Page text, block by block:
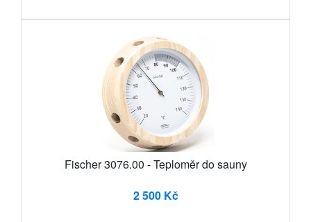
Fischer 3076.00 - Teploměr do sauny
2 500 Kč